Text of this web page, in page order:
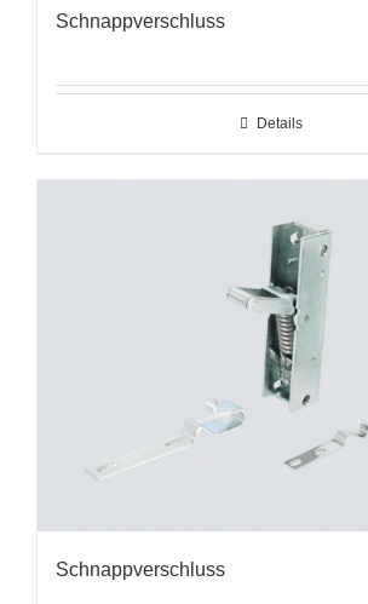
Schnappverschluss
Details
Schnappverschluss